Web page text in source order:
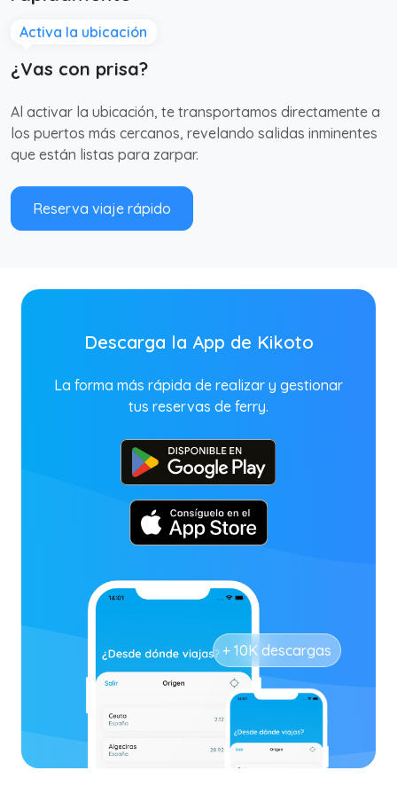
Activa la ubicación
¿Vas con prisa?
Al activar la ubicación, te transportamos directamente a
los puertos más cercanos, revelando salidas inminentes
que están listas para zarpar.
Reserva viaje rápido
Descarga la App de Kikoto
La forma más rápida de realizar y gestionar
tus reservas de ferry.
+ 10K descargas